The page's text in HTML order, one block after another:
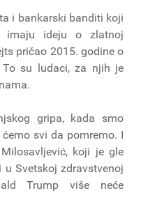
i bankarski banditi koji
imaju ideju o zlatnoj
pričao 2015. godine o
su ludaci, za njih je
gripa, kada smo
svi da pomremo. I
koji je gle
Svetskoj zdravstvenoj
Trump više neće